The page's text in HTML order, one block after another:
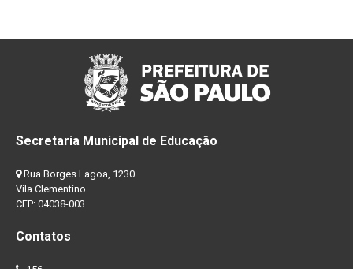
Secretaria Municipal de Educação
Rua Borges Lagoa, 1230
Vila Clementino
CEP: 04038-003
Contatos